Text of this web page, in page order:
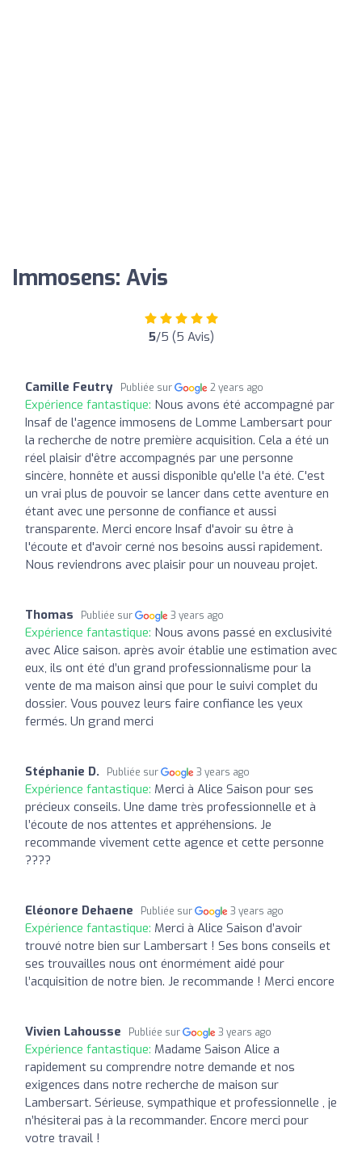
Immosens: Avis
5/5 (5 Avis)
Camille Feutry Publiée sur 2 years ago
Expérience fantastique: Nous avons été accompagné par
Insaf de l'agence immosens de Lomme Lambersart pour
la recherche de notre première acquisition. Cela a été un
réel plaisir d'être accompagnés par une personne
sincère, honnête et aussi disponible qu'elle l'a été. C'est
un vrai plus de pouvoir se lancer dans cette aventure en
étant avec une personne de confiance et aussi
transparente. Merci encore Insaf d'avoir su être à
l'écoute et d'avoir cerné nos besoins aussi rapidement.
Nous reviendrons avec plaisir pour un nouveau projet.
Thomas Publiée sur 3 years ago
Expérience fantastique: Nous avons passé en exclusivité
avec Alice saison. après avoir établie une estimation avec
eux, ils ont été d’un grand professionnalisme pour la
vente de ma maison ainsi que pour le suivi complet du
dossier. Vous pouvez leurs faire confiance les yeux
fermés. Un grand merci
Stéphanie D. Publiée sur 3 years ago
Expérience fantastique: Merci à Alice Saison pour ses
précieux conseils. Une dame très professionnelle et à
l’écoute de nos attentes et appréhensions. Je
recommande vivement cette agence et cette personne
????
Eléonore Dehaene Publiée sur 3 years ago
Expérience fantastique: Merci à Alice Saison d’avoir
trouvé notre bien sur Lambersart ! Ses bons conseils et
ses trouvailles nous ont énormément aidé pour
l’acquisition de notre bien. Je recommande ! Merci encore
Vivien Lahousse Publiée sur 3 years ago
Expérience fantastique: Madame Saison Alice a
rapidement su comprendre notre demande et nos
exigences dans notre recherche de maison sur
Lambersart. Sérieuse, sympathique et professionnelle , je
n’hésiterai pas à la recommander. Encore merci pour
votre travail !